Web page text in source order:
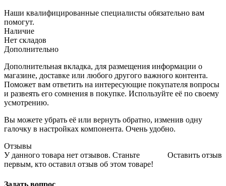
Наши квалифицированные специалисты обязательно вам
помогут.
Наличие
Нет складов
Дополнительно
Дополнительная вкладка, для размещения информации о
магазине, доставке или любого другого важного контента.
Поможет вам ответить на интересующие покупателя вопросы
и развеять его сомнения в покупке. Используйте её по своему
усмотрению.
Вы можете убрать её или вернуть обратно, изменив одну
галочку в настройках компонента. Очень удобно.
Отзывы
Оставить отзыв
У данного товара нет отзывов. Станьте
первым, кто оставил отзыв об этом товаре!
Задать вопрос